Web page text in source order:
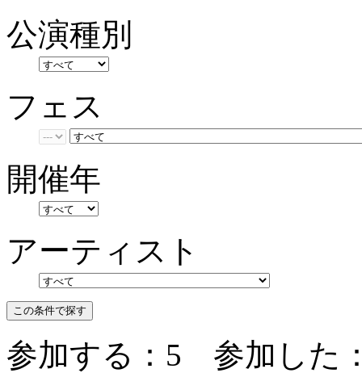
公演種別
フェス
開催年
アーティスト
参加する： 5 参加した